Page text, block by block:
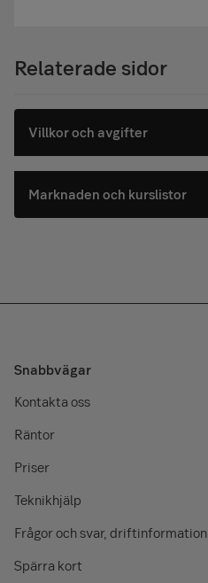
Relaterade sidor
Villkor och avgifter
Marknaden och kurslistor
Snabbvägar
Kontakta oss
Räntor
Priser
Teknikhjälp
Frågor och svar, driftinformation
Spärra kort